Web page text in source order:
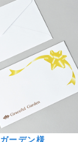
ーデン様